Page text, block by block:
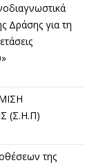
Δράσης για τη
(Σ.Η.Π)
της